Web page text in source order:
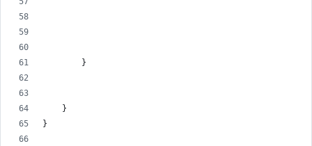
        }
    }
}